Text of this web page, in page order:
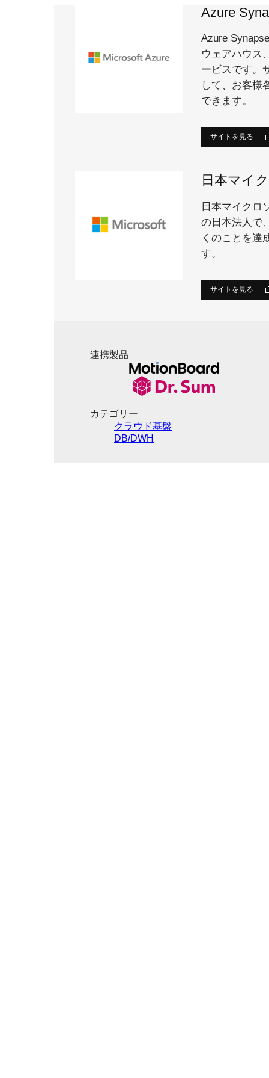
Azure
Azure
ウェアハウス
ービスです。
して、お客様
できます。
サイトを見る
日本マイ
日本マイクロ
の日本法人で
くのことを達
す。
サイトを見る
連携製品
カテゴリー
クラウド基盤
DB/DWH